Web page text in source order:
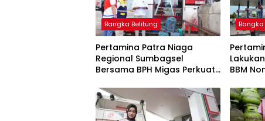
Bangka Belitung
Pertamina Patra Niaga
Regional Sumbagsel
Bersama BPH Migas Perkuat
BBM Subsidi bagi Nelayan
melalui Aplikasi XSTAR
BBM